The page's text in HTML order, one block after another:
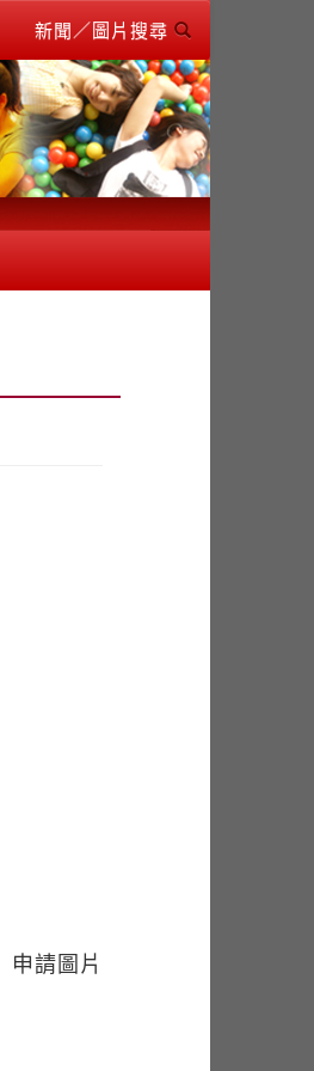
新聞／圖片搜尋
申請圖片